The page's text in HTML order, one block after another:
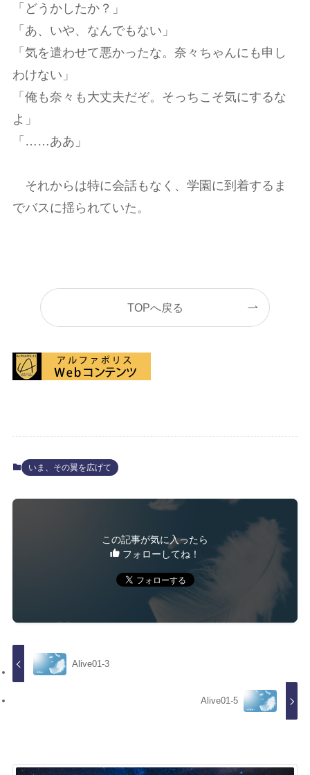
「どうかしたか？」
「あ、いや、なんでもない」
「気を遣わせて悪かったな。奈々ちゃんにも申し
わけない」
「俺も奈々も大丈夫だぞ。そっちこそ気にするな
よ」
「……ああ」
それからは特に会話もなく、学園に到着するま
でバスに揺られていた。
TOPへ戻る
いま、その翼を広げて
この記事が気に入ったら
フォローしてね！
Alive01-3
Alive01-5